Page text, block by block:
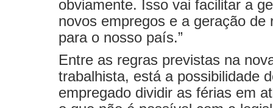
obviamente. Isso vai facilitar a
novos empregos e a geração de
para o nosso país.”
Entre as regras previstas na
trabalhista, está a possibilidade
empregado dividir as férias em